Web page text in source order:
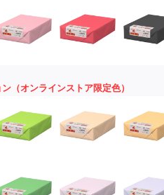
（オンラインストア限定色）